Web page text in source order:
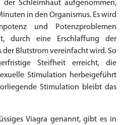
Schleimhaut aufgenommen,
in den Organismus. Es wird
und Potenzproblemen
durch eine Erschlaffung der
der Blutstrom vereinfacht wird. So
Steifheit erreicht, die
Stimulation herbeigeführt
Stimulation bleibt das
Viagra genannt, gibt es in